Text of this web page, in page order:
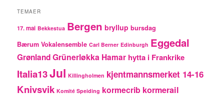
TEMAER
17. mai Bekkestua Bergen bryllup bursdag
Bærum Vokalensemble Carl Berner Edinburgh Eggedal
GrønlandGrünerløkka Hamar hytta i Frankrike
Italia13Jul Killingholmen kjentmannsmerket 14-16
Knivsvik Komité Speiding kormecrib kormerail